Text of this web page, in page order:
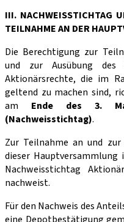
III. NACHWEISSTICHTAG
TEILNAHME AN DER
Die Berechtigung zur
und zur Ausübung des
Aktionärsrechte, die im
geltend zu machen sind,
am Ende des 3.
(Nachweisstichtag).
Zur Teilnahme an und
dieser
Nachweisstichtag
nachweist.
Für den Nachweis des